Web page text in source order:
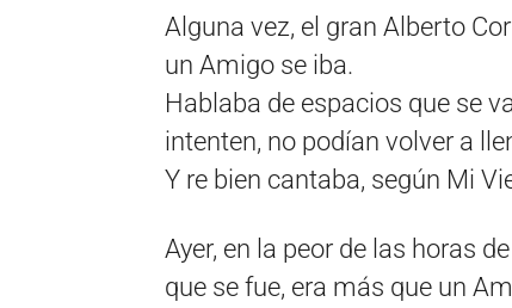
Alguna vez, el gran Alberto
un Amigo se iba.
Hablaba de espacios que se
intenten, no podían volver a
Y re bien cantaba, según Mi
Ayer, en la peor de las horas
que se fue, era más que un